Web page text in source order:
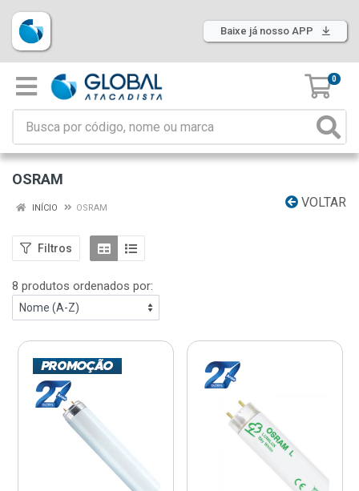
Baixe já nosso APP
0
OSRAM
VOLTAR
INÍCIO OSRAM
Filtros
8 produtos ordenados por: